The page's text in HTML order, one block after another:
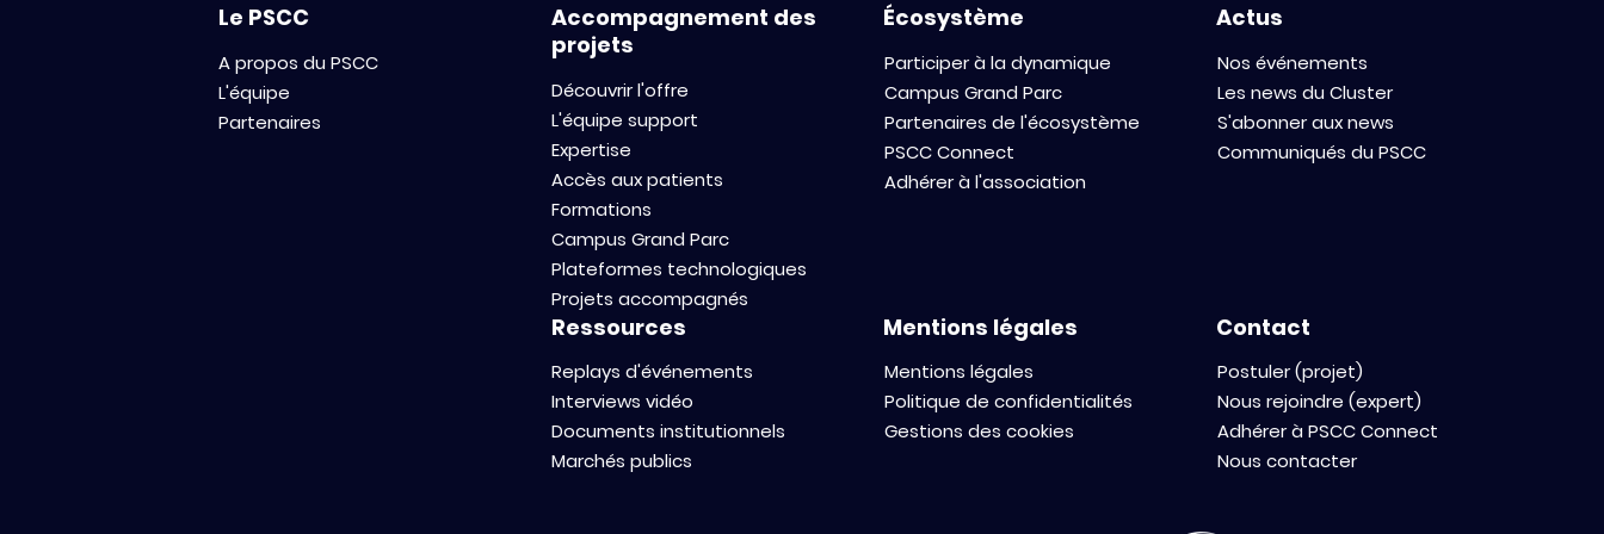
Le PSCC
A propos du PSCC
L'équipe
Partenaires
Accompagnement des
projets
Découvrir l'offre
L'équipe support
Expertise
Accès aux patients
Formations
Campus Grand Parc
Plateformes technologiques
Projets accompagnés
Écosystème
Participer à la dynamique
Campus Grand Parc
Partenaires de l'écosystème
PSCC Connect
Adhérer à l'association
Actus
Nos événements
Les news du Cluster
S'abonner aux news
Communiqués du PSCC
Ressources
Replays d'événements
Interviews vidéo
Documents institutionnels
Marchés publics
Mentions légales
Mentions légales
Politique de confidentialités
Gestions des cookies
Contact
Postuler (projet)
Nous rejoindre (expert)
Adhérer à PSCC Connect
Nous contacter